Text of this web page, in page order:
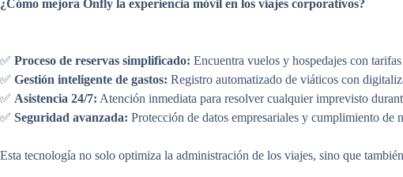
¿Cómo mejora Onfly la experiencia móvil en los viajes corporativos?
✅ Proceso de reservas simplificado: Encuentra vuelos y hospedajes con
✅ Gestión inteligente de gastos: Registro automatizado de viáticos con
✅ Asistencia 24/7: Atención inmediata para resolver cualquier imprevisto
✅ Seguridad avanzada: Protección de datos empresariales y cumplimiento de
Esta tecnología no solo optimiza la administración de los viajes, sino que también